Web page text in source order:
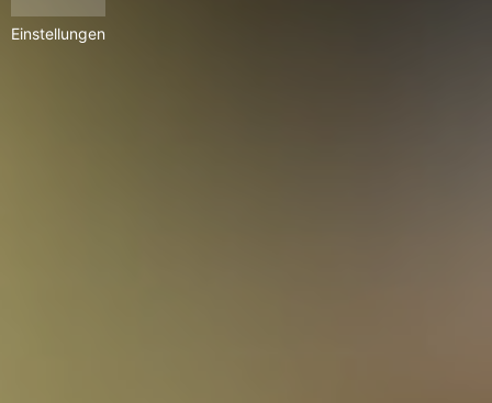
Einstellungen